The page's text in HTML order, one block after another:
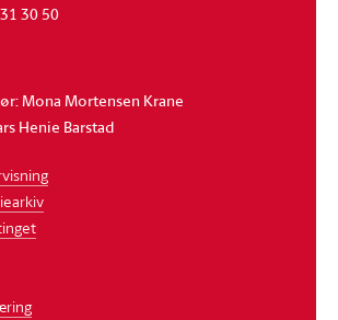
30 50
Mona Mortensen Krane
Henie Barstad